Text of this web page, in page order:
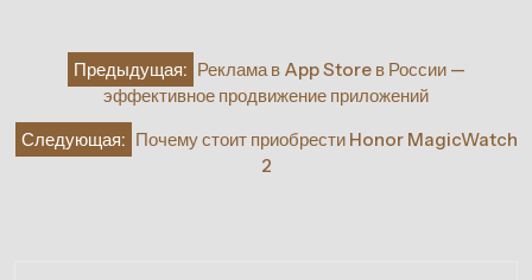
Навигация
записям
Предыдущая: Реклама в App Store в России —
эффективное продвижение приложений
Следующая: Почему стоит приобрести Honor MagicWatch
2